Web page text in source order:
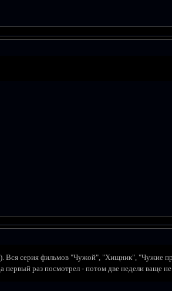
Вся серия фильмов "Чужой", "Хищник", "Чужие
первый раз посмотрел - потом две недели ваще